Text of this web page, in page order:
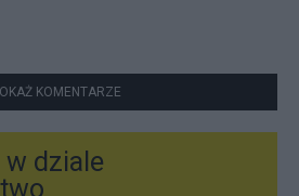
KOMENTARZE
w dziale